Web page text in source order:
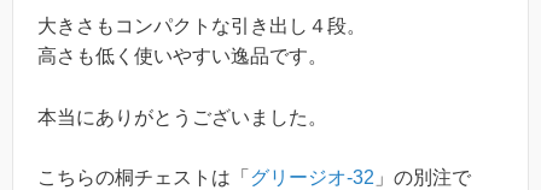
大きさもコンパクトな引き出し４段。
高さも低く使いやすい逸品です。
本当にありがとうございました。
こちらの桐チェストは「 グリージオ-32 」の別注で